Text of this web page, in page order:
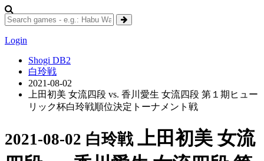
Login
Shogi DB2
白玲戦
2021-08-02
上田初美 女流四段 vs. 香川愛生 女流四段 第１期ヒュー
リック杯白玲戦順位決定トーナメント戦
2021-08-02 白玲戦 上田初美 女流